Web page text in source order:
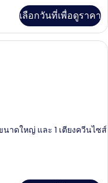
เลือกวันที่เพื่อดูราคา
กซ์ทริปเปิล, วิวชายหาด | เครื่
นาดใหญ่ และ 1 เตียงควีนไซส์